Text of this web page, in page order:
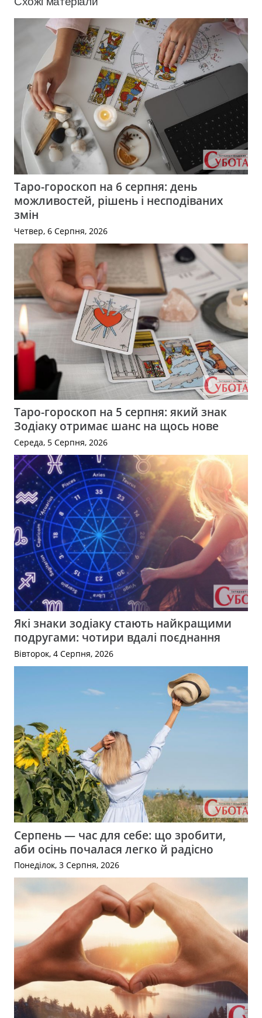
Таро-гороскоп на 6 серпня: день
можливостей, рішень і несподіваних
змін
Четвер, 6 Серпня, 2026
Таро-гороскоп на 5 серпня: який знак
Зодіаку отримає шанс на щось нове
Середа, 5 Серпня, 2026
Які знаки зодіаку стають найкращими
подругами: чотири вдалі поєднання
Вівторок, 4 Серпня, 2026
Серпень — час для себе: що зробити,
аби осінь почалася легко й радісно
Понеділок, 3 Серпня, 2026